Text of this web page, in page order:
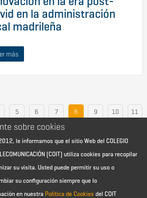
en la administración
madrileña
más
5 6 7 8 9 10 11
…
general
sobre cookies
le informamos que el sitio Web del COLEGIO
(COIT) utiliza cookies para recopilar
su visita. Usted puede permitir su uso o
su configuración siempre que lo
en nuestra Política de Cookies del COIT